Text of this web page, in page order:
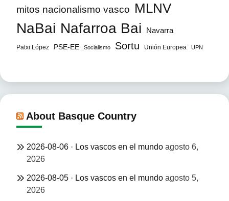
mitos nacionalismo vasco MLNV
NaBai Nafarroa Bai Navarra
Patxi López PSE-EE Socialismo Sortu Unión Europea UPN
About Basque Country
2026-08-06 · Los vascos en el mundo agosto 6,
2026
2026-08-05 · Los vascos en el mundo agosto 5,
2026